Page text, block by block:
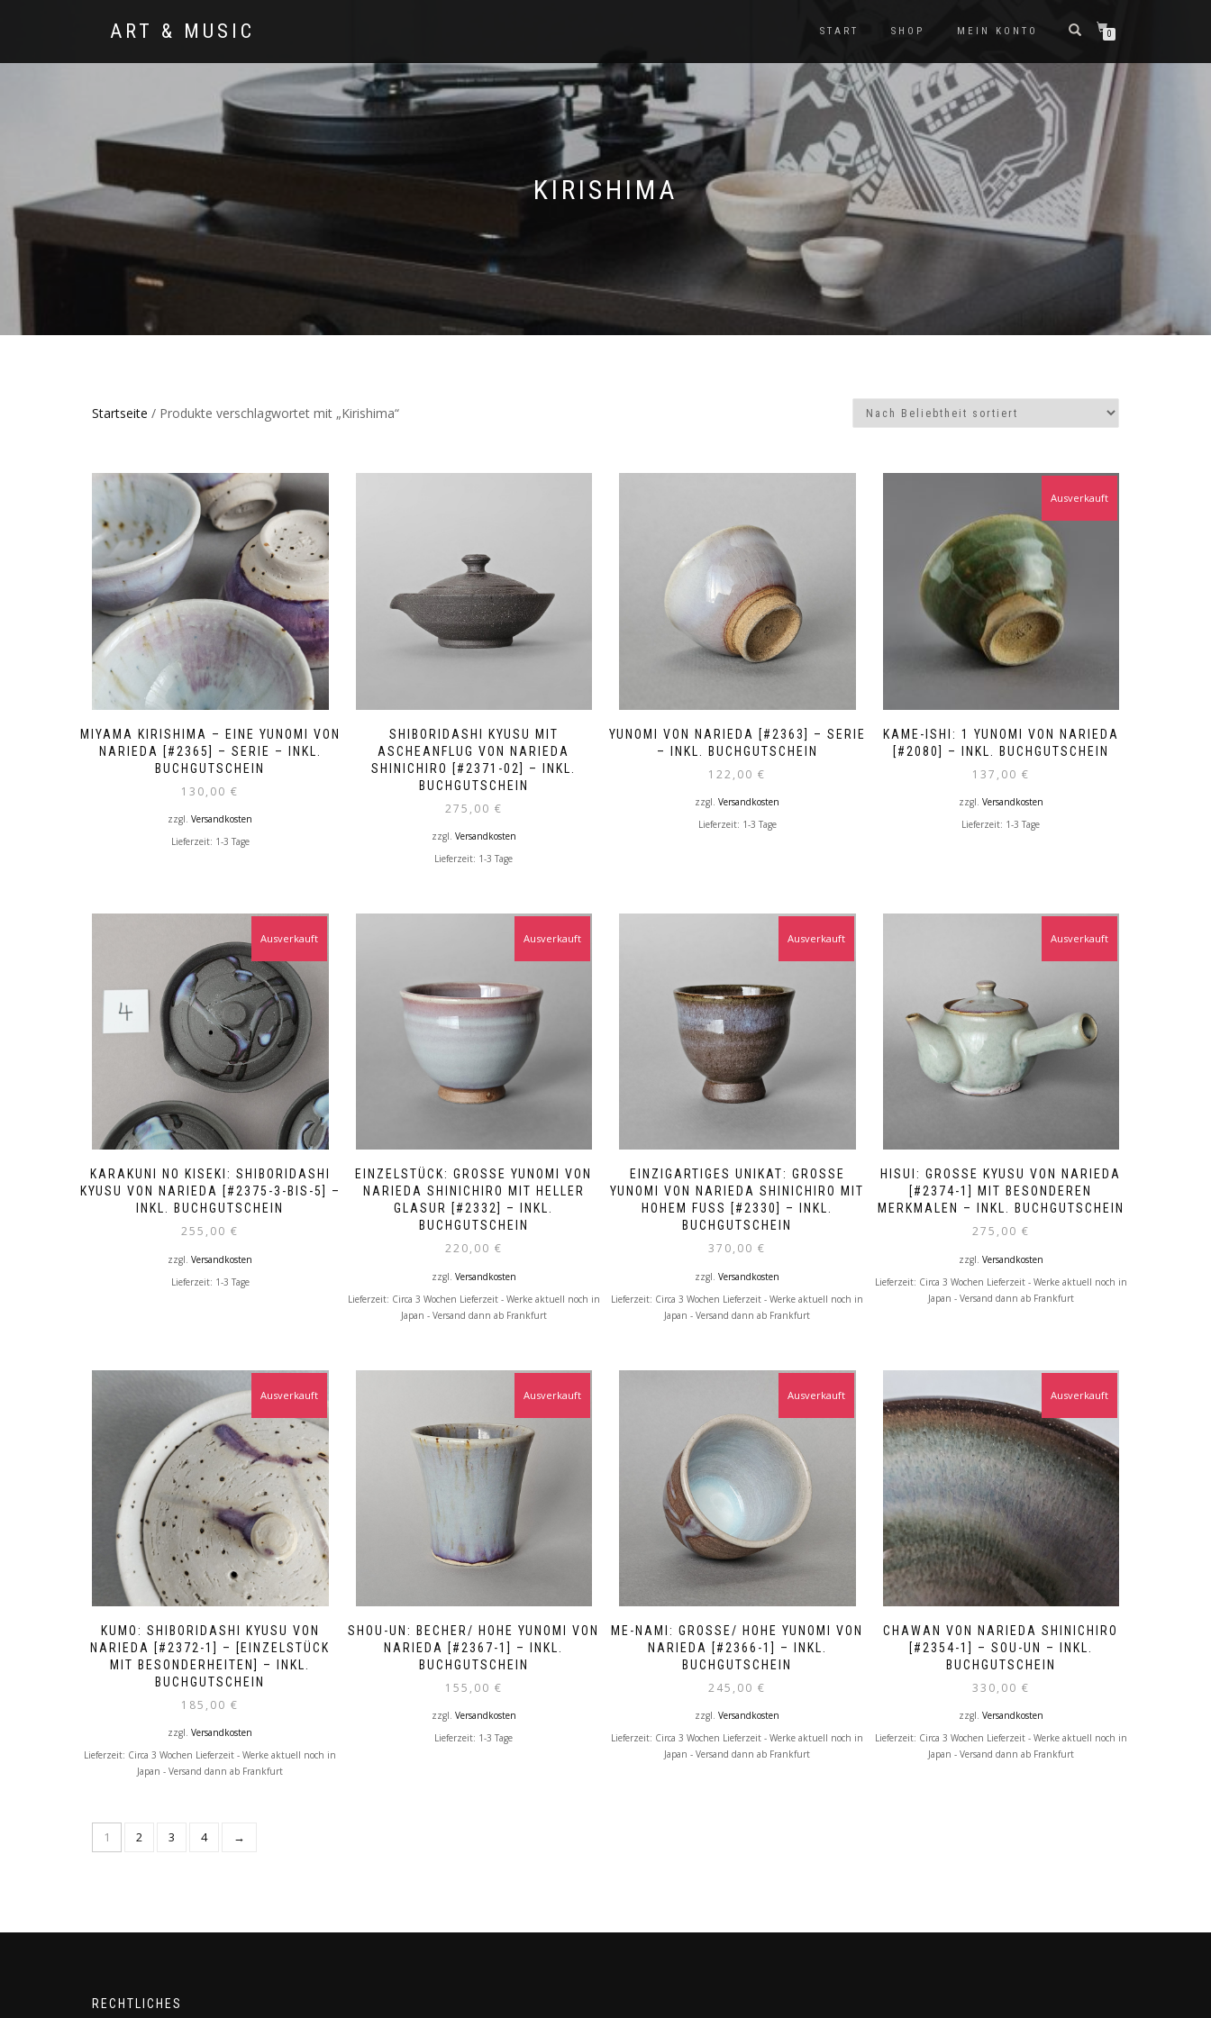
ART & MUSIC START SHOP MEIN KONTO 0
KIRISHIMA
Startseite / Produkte verschlagwortet mit „Kirishima“
MIYAMA KIRISHIMA – EINE YUNOMI VON
NARIEDA [#2365] – SERIE – INKL.
BUCHGUTSCHEIN
130,00€
zzgl.Versandkosten
Lieferzeit: 1-3 Tage
SHIBORIDASHI KYUSU MIT
ASCHEANFLUG VON NARIEDA
SHINICHIRO [#2371-02] – INKL.
BUCHGUTSCHEIN
275,00 €
zzgl. Versandkosten
Lieferzeit: 1-3 Tage
YUNOMI VON NARIEDA [#2363] – SERIE
– INKL. BUCHGUTSCHEIN
122,00€
zzgl.Versandkosten
Lieferzeit: 1-3 Tage
KAME-ISHI: 1 YUNOMI VON NARIEDA
[#2080] – INKL. BUCHGUTSCHEIN
137,00 €
Ausverkauft
zzgl. Versandkosten
Lieferzeit: 1-3 Tage
KARAKUNI NO KISEKI: SHIBORIDASHI
KYUSU VON NARIEDA [#2375-3-BIS-5] –
INKL. BUCHGUTSCHEIN
255,00€
Ausverkauft
zzgl.Versandkosten
Lieferzeit: 1-3 Tage
EINZELSTÜCK: GROSSE YUNOMI VON N
ARIEDA SHINICHIRO MIT HELLER G
LASUR [#2332] – INKL. B
UCHGUTSCHEIN
220,00 €
Ausverkauft
zzgl. Versandkosten
Lieferzeit: Circa 3 Wochen Lieferzeit - Werke aktuell noch in
Japan - Versand dann ab Frankfurt
EINZIGARTIGES UNIKAT: GROSSE Y
UNOMI VON NARIEDA SHINICHIRO MIT H
OHEM FUSS [#2330] – INKL. B
UCHGUTSCHEIN
370,00€
Ausverkauft
zzgl.Versandkosten
Lieferzeit: Circa 3 Wochen Lieferzeit - Werke aktuell noch in
Japan - Versand dann ab Frankfurt
HISUI: GROSSE KYUSU VON NARIEDA [
#2374-1] MIT BESONDEREN M
ERKMALEN – INKL. BUCHGUTSCHEIN
275,00 €
Ausverkauft
zzgl. Versandkosten
Lieferzeit: Circa 3 Wochen Lieferzeit - Werke aktuell noch in
Japan - Versand dann ab Frankfurt
KUMO: SHIBORIDASHI KYUSU VON
NARIEDA [#2372-1] – [EINZELSTÜCK
MIT BESONDERHEITEN] – INKL.
BUCHGUTSCHEIN
185,00€
Ausverkauft
zzgl.Versandkosten
Lieferzeit: Circa 3 Wochen Lieferzeit - Werke aktuell noch in
Japan - Versand dann ab Frankfurt
SHOU-UN: BECHER/ HOHE YUNOMI VON
NARIEDA [#2367-1] – INKL.
BUCHGUTSCHEIN
155,00 €
Ausverkauft
zzgl. Versandkosten
Lieferzeit: 1-3 Tage
ME-NAMI: GROSSE/ HOHE YUNOMI VON N
ARIEDA [#2366-1] – INKL. B
UCHGUTSCHEIN
245,00€
Ausverkauft
zzgl.Versandkosten
Lieferzeit: Circa 3 Wochen Lieferzeit - Werke aktuell noch in
Japan - Versand dann ab Frankfurt
CHAWAN VON NARIEDA SHINICHIRO
[#2354-1] – SOU-UN – INKL.
BUCHGUTSCHEIN
330,00 €
Ausverkauft
zzgl. Versandkosten
Lieferzeit: Circa 3 Wochen Lieferzeit - Werke aktuell noch in
Japan - Versand dann ab Frankfurt
1 2 3 4 →
RECHTLICHES